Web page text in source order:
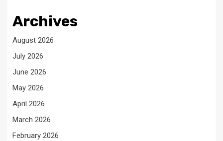
Archives
August 2026
July 2026
June 2026
May 2026
April 2026
March 2026
February 2026